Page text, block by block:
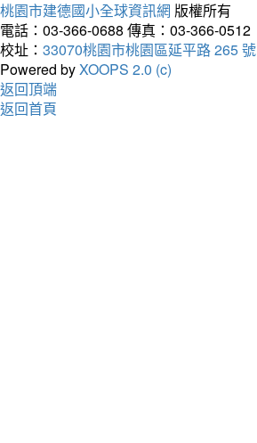
桃園市建德國小全球資訊網 版權所有
電話：03-366-0688 傳真：03-366-0512
校址： 33070桃園市桃園區延平路 265 號
Powered byXOOPS 2.0 (c)
返回頂端
返回首頁